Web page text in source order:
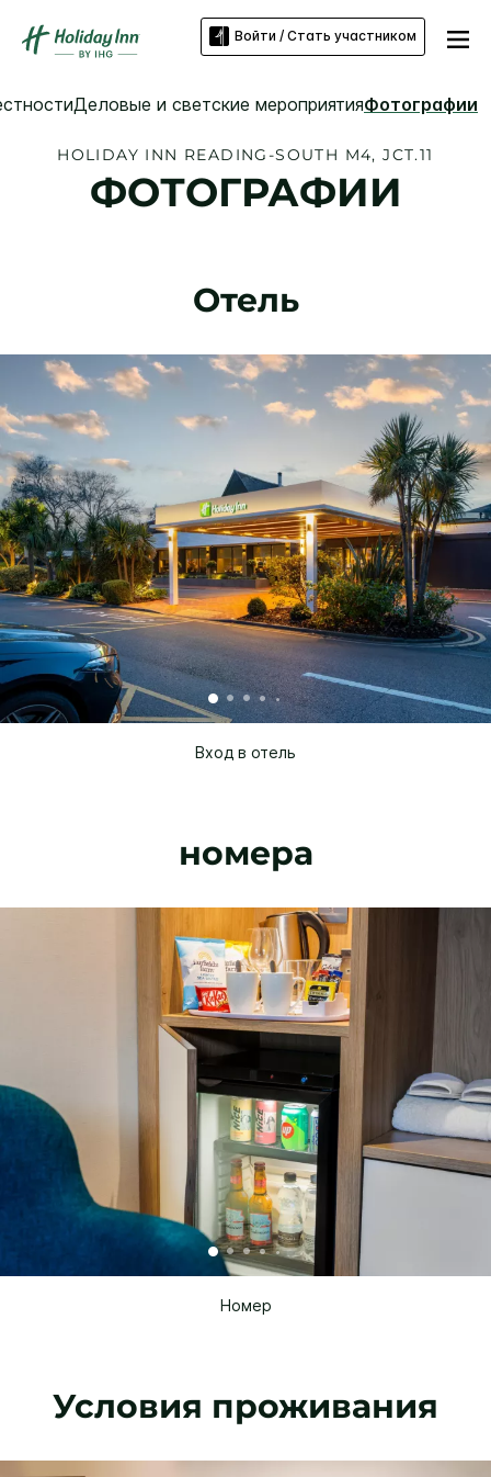
Войти / Стать участником
Деловые и светские мероприятияФотографии
HOLIDAY INN READING-SOUTH M4, JCT.11
ФОТОГРАФИИ
Отель
Вход в отель
номера
Номер
Условия проживания